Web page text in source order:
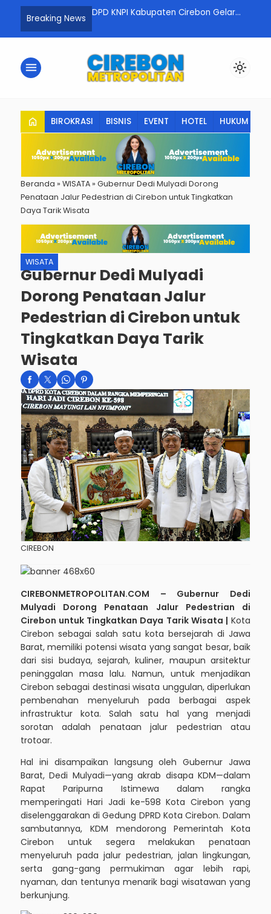
Breaking News
Biro Psikologi
Anak Butuh
DPD KNPI Kabupaten Cirebon Gelar
Bukit Cinta
menu light_mode
home BIROKRASI BISNIS EVENT HOTEL HUKUM
Beranda » WISATA» Gubernur Dedi Mulyadi Dorong
Penataan Jalur Pedestrian di Cirebon untuk Tingkatkan
Daya Tarik Wisata
WISATA
Gubernur Dedi Mulyadi
Dorong Penataan Jalur
Pedestrian di Cirebon untuk
Tingkatkan Daya Tarik
Wisata
CIREBON
CIREBONMETROPOLITAN.COM – Gubernur Dedi
Mulyadi Dorong Penataan Jalur Pedestrian di
Cirebon untuk Tingkatkan Daya Tarik Wisata | Kota
Cirebon sebagai salah satu kota bersejarah di Jawa
Barat, memiliki potensi wisata yang sangat besar, baik
dari sisi budaya, sejarah, kuliner, maupun arsitektur
peninggalan masa lalu. Namun, untuk menjadikan
Cirebon sebagai destinasi wisata unggulan, diperlukan
pembenahan menyeluruh pada berbagai aspek
infrastruktur kota. Salah satu hal yang menjadi
sorotan adalah penataan jalur pedestrian atau
trotoar.
Hal ini disampaikan langsung oleh Gubernur Jawa
Barat, Dedi Mulyadi—yang akrab disapa KDM—dalam
Rapat Paripurna Istimewa dalam rangka
memperingati Hari Jadi ke-598 Kota Cirebon yang
diselenggarakan di Gedung DPRD Kota Cirebon. Dalam
sambutannya, KDM mendorong Pemerintah Kota
Cirebon untuk segera melakukan penataan
menyeluruh pada jalur pedestrian, jalan lingkungan,
serta gang-gang permukiman agar lebih rapi,
nyaman, dan tentunya menarik bagi wisatawan yang
berkunjung.